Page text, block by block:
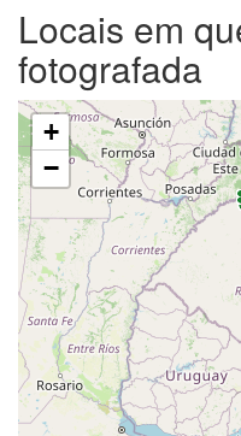
Locais em
fotografada
+
−